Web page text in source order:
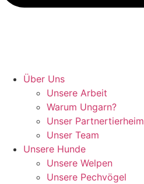
Über Uns
Unsere Arbeit
Warum Ungarn?
Unser Partnertierheim
Unser Team
Unsere Hunde
Unsere Welpen
Unsere Pechvögel